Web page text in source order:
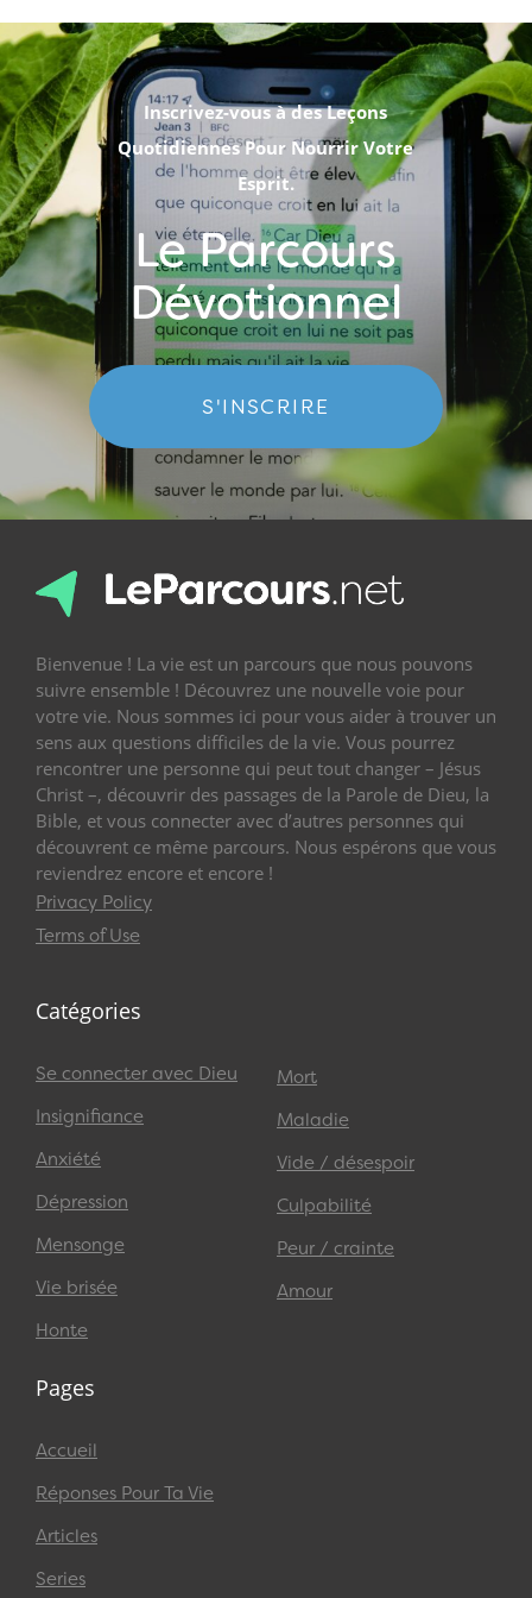
Inscrivez-vous à des Leçons
Quotidiennes Pour Nourrir Votre
Esprit.
Le Parcours
Dévotionnel
S'INSCRIRE
Bienvenue ! La vie est un parcours que nous pouvons
suivre ensemble ! Découvrez une nouvelle voie pour
votre vie. Nous sommes ici pour vous aider à trouver un
sens aux questions difficiles de la vie. Vous pourrez
rencontrer une personne qui peut tout changer – Jésus
Christ –, découvrir des passages de la Parole de Dieu, la
Bible, et vous connecter avec d’autres personnes qui
découvrent ce même parcours. Nous espérons que vous
reviendrez encore et encore !
Privacy Policy
Terms of Use
Catégories
Se connecter avec Dieu
Insignifiance
Anxiété
Dépression
Mensonge
Vie brisée
Honte
Mort
Maladie
Vide / désespoir
Culpabilité
Peur / crainte
Amour
Pages
Accueil
Réponses Pour Ta Vie
Articles
Series